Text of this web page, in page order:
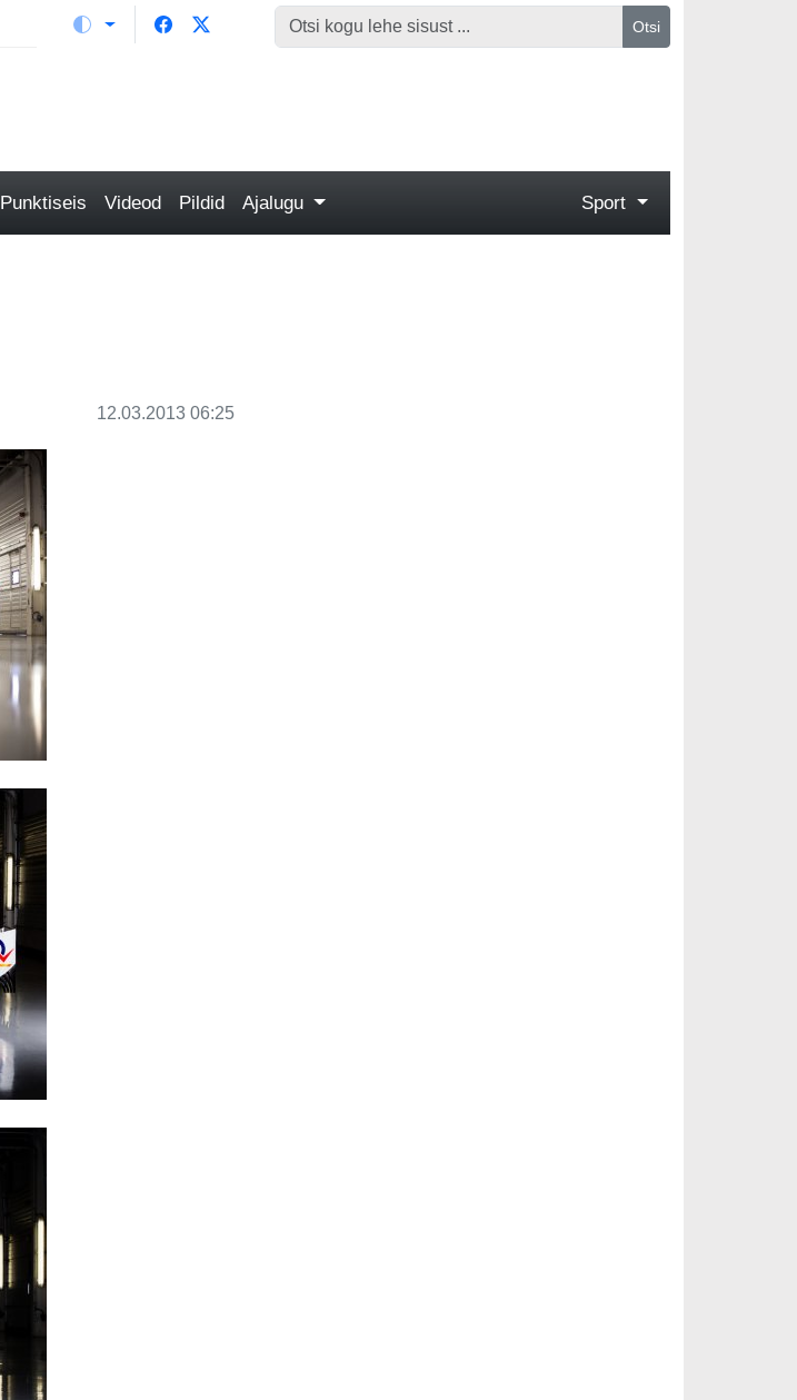
Otsi
Punktiseis Videod Pildid Ajalugu Sport
12.03.2013 06:25